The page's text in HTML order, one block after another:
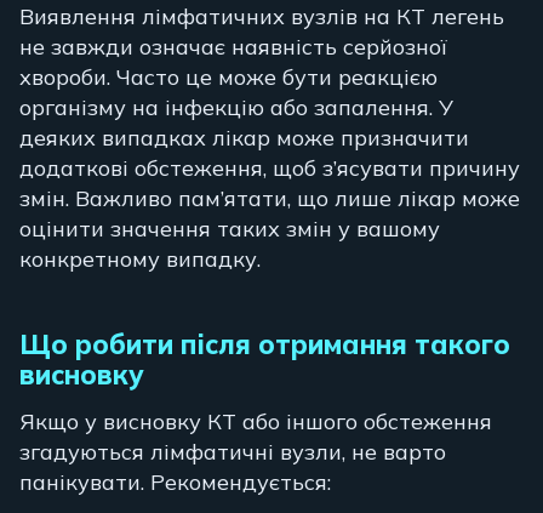
Виявлення лімфатичних вузлів на КТ легень
не завжди означає наявність серйозної
хвороби. Часто це може бути реакцією
організму на інфекцію або запалення. У
деяких випадках лікар може призначити
додаткові обстеження, щоб з’ясувати причину
змін. Важливо пам’ятати, що лише лікар може
оцінити значення таких змін у вашому
конкретному випадку.
Що робити після отримання такого
висновку
Якщо у висновку КТ або іншого обстеження
згадуються лімфатичні вузли, не варто
панікувати. Рекомендується: